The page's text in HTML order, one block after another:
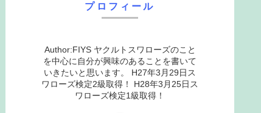
プロフィール
Author:FIYS ヤクルトスワローズのこと
を中心に自分が興味のあることを書いて
いきたいと思います。 H27年3月29日ス
ワローズ検定2級取得！ H28年3月25日ス
ワローズ検定1級取得！